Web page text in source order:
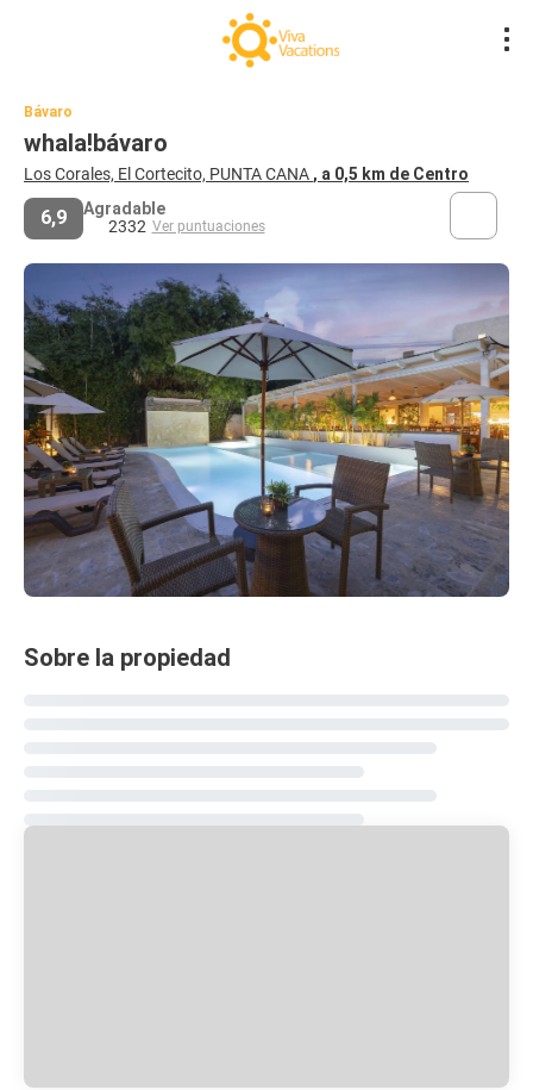
Bávaro
whala!bávaro
Los Corales, El Cortecito, PUNTA CANA , a 0,5 km de Centro
6,9
Agradable
2332 Ver puntuaciones
Sobre la propiedad